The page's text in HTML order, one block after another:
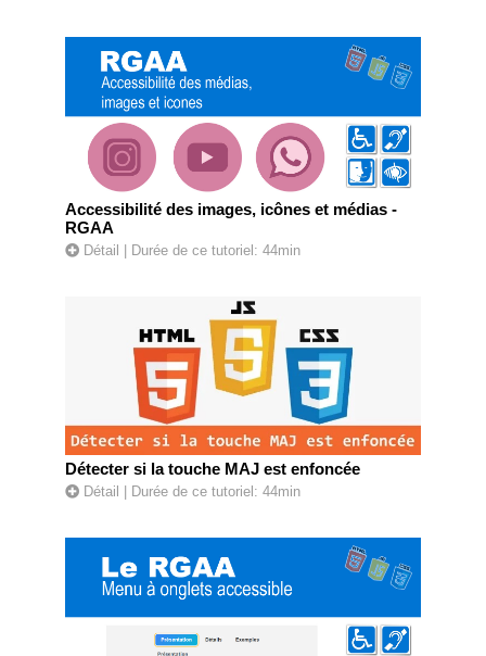
Accessibilité des images, icônes et médias -
RGAA
Détail | Durée de ce tutoriel: 44min
Détecter si la touche MAJ est enfoncée
Détail | Durée de ce tutoriel: 44min